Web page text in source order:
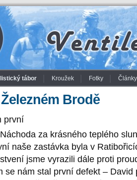
tábor Kroužek Fotky Články
Brodě
první
za krásného teplého
naše zastávka byla v
jsme vyrazili dále proti
se nám stal první defekt –